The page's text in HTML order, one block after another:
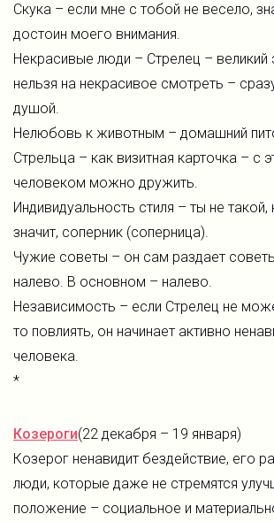
Скука – если мне с тобой не весело,
достоин моего внимания.
Некрасивые люди – Стрелец – великий
нельзя на некрасивое смотреть –
душой.
Нелюбовь к животным – домашний
Стрельца – как визитная карточка – с
человеком можно дружить.
Индивидуальность стиля – ты не такой,
значит, соперник (соперница).
Чужие советы – он сам раздает
налево. В основном – налево.
Независимость – если Стрелец не
то повлиять, он начинает активно
человека.
*
Козероги(22 декабря – 19 января)
Козерог ненавидит бездействие, его
люди, которые даже не стремятся
положение – социальное и